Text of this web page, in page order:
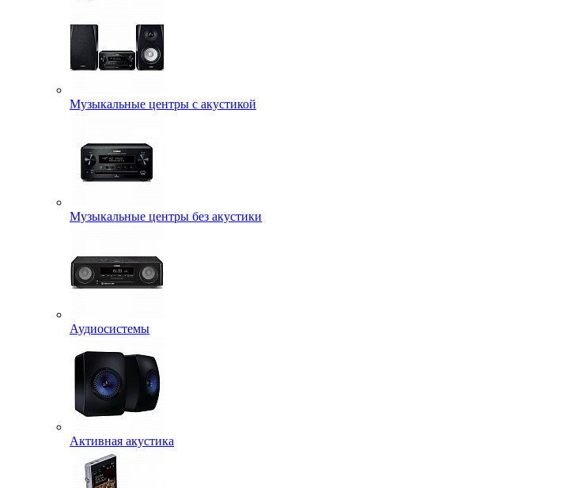
Музыкальные центры с акустикой
Музыкальные центры без акустики
Аудиосистемы
Активная акустика